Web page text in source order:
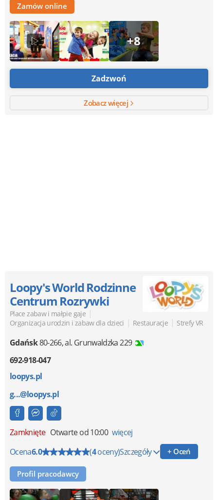
Zamów online
+8
Zadzwoń
Zobacz więcej
Loopy's World Rodzinne
Centrum Rozrywki
Place zabaw i małpie gaje |
Organizacja urodzin i zabaw dla dzieci | Restauracje | Strefy VR
Gdańsk80-266,al. Grunwaldzka 229
692-918-047
loopys.pl
g...@loopys.pl
Zamknięte Otwarte od 10:00 więcej
Ocena6.0 (4oceny)Szczegóły + Oceń
Profil pracodawcy